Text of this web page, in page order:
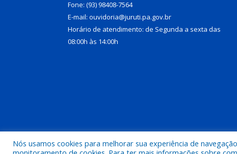
Fone: (93) 98408-7564
E-mail: ouvidoria@juruti.pa.gov.br
Horário de atendimento: de Segunda a sexta das
08:00h às 14:00h
Todos os direitos reservados a Prefeitura Municipal
Nós usamos cookies para melhorar sua experiência de